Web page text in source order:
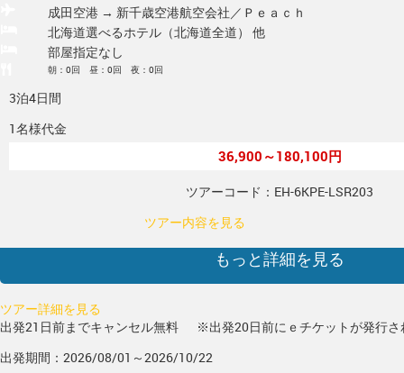
成田空港 → 新千歳空港航空会社／Ｐｅａｃｈ
北海道選べるホテル（北海道全道） 他
部屋指定なし
朝：0回 昼：0回 夜：0回
3泊4日間
1名様代金
36,900～180,100円
ツアーコード：EH-6KPE-LSR203
ツアー内容を見る
もっと詳細を見る
ツアー詳細を見る
出発21日前までキャンセル無料
※出発20日前にｅチケットが発行さ
出発期間：2026/08/01～2026/10/22